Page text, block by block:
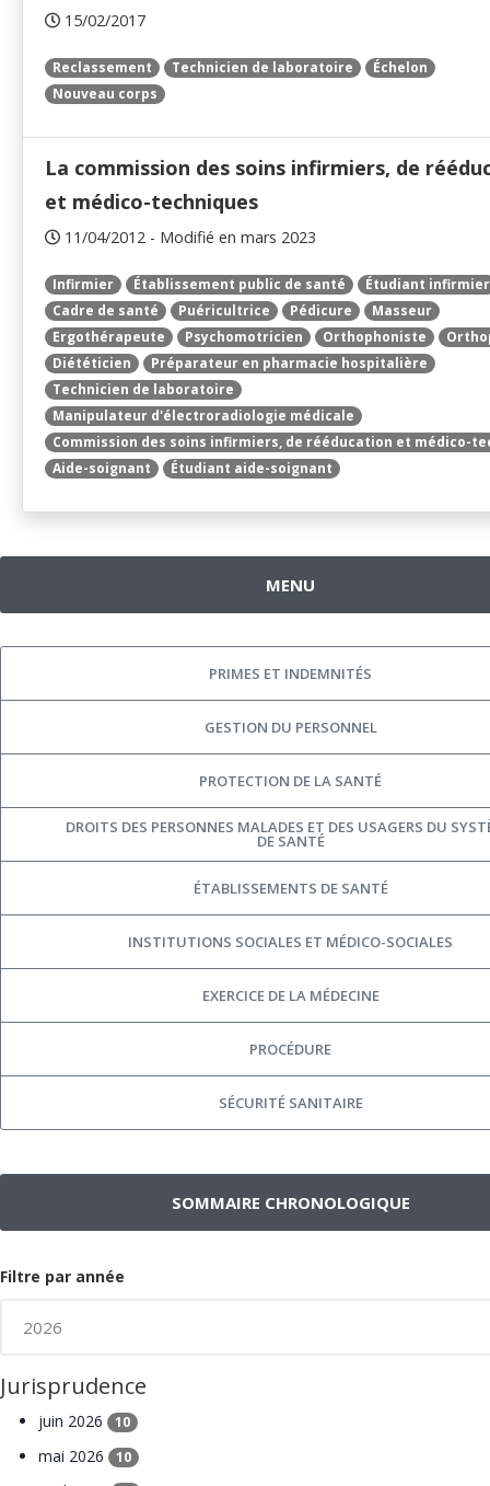
15/02/2017
Reclassement Technicien de laboratoire
Échelon
Nouveau corps
La commission des soins infirmiers, de
et médico-techniques
11/04/2012 - Modifié en mars 2023
Infirmier Établissement public de santé
Étudiant infirmier
Cadre de santé
Puéricultrice Pédicure
Masseur
Ergothérapeute
Psychomotricien Orthophoniste
Diététicien
Préparateur en pharmacie hospitalière
Technicien de laboratoire
Manipulateur d'électroradiologie médicale
Commission des soins infirmiers, de rééducation et médico-
Aide-soignant
Étudiant aide-soignant
MENU
PRIMES ET INDEMNITÉS
GESTION DU PERSONNEL
PROTECTION DE LA SANTÉ
DROITS DES PERSONNES MALADES ET DES USAGERS DU
DE SANTÉ
ÉTABLISSEMENTS DE SANTÉ
INSTITUTIONS SOCIALES ET MÉDICO-SOCIALES
EXERCICE DE LA MÉDECINE
PROCÉDURE
SÉCURITÉ SANITAIRE
SOMMAIRE CHRONOLOGIQUE
Filtre par année
Jurisprudence
juin 2026 10
mai 2026 10